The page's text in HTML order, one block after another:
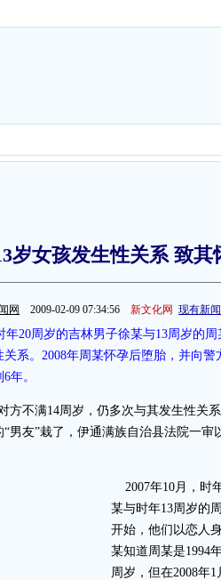
岁女孩发生性关系 致其
网 2009-02-09 07:34:56 新文化网 现有新
20周岁的吉林男子徐某与13周岁的
系。2008年周某怀孕后堕胎，并向
年。
不满14周岁，仍多次与其发生性关
男友”栽了，伊通满族自治县法院一审
2007年10月，时
某与时年13周岁的
开始，他们以恋人
某知道周某是1994
周岁，但在2008年